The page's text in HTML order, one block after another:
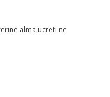
alma ücreti ne